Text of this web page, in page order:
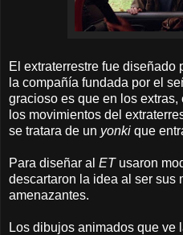
El extraterrestre fue diseñado
la compañía fundada por el
gracioso es que en los
los movimientos del
se tratara de un yonki que
Para diseñar al ET usaron
descartaron la idea al ser sus
amenazantes.
Los dibujos animados que ve